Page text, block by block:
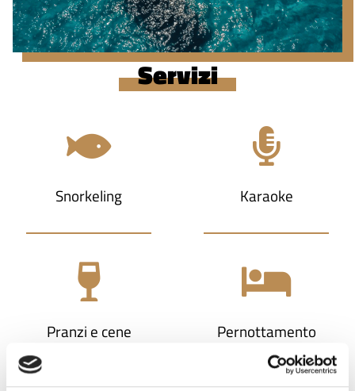
Servizi
Snorkeling Karaoke
Pranzi e cene Pernottamento